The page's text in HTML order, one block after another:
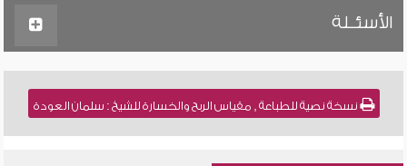
الأسئــلة
نسخة نصية للطباعة , مقياس الربح والخسارة للشيخ : سلمان العودة